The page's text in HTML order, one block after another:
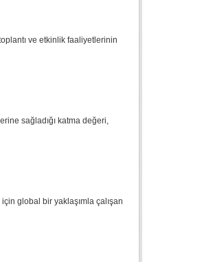
ve etkinlik faaliyetlerinin
sağladığı katma değeri,
global bir yaklaşımla çalışan